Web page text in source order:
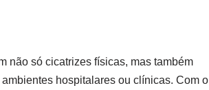
não só cicatrizes físicas, mas também
hospitalares ou clínicas. Com o